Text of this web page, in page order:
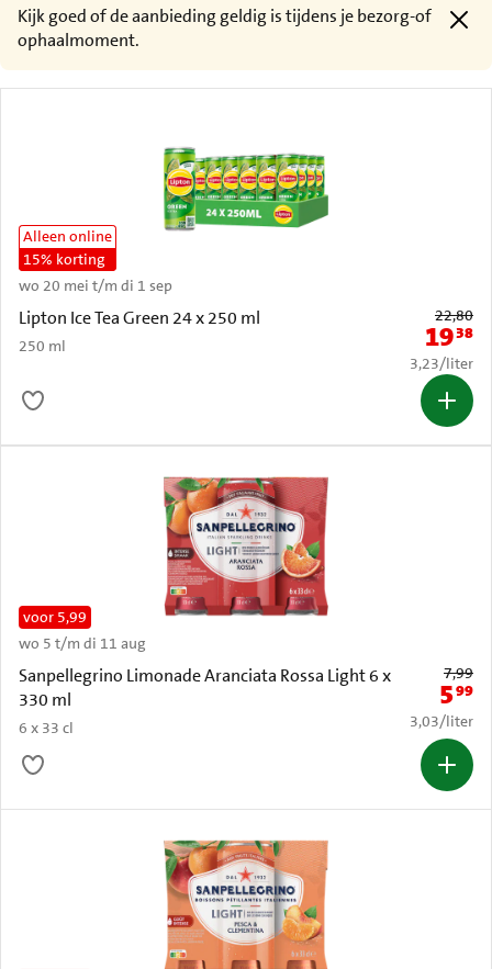
Kijk goed of de aanbieding geldig is tijdens je bezorg-of
ophaalmoment.
Lipton Ice Tea Green 24 x 250 ml
250 ml
Alleen online
15% korting
wo 20 mei t/m di 1 sep
Oude prijs:
22,80
Nieuwe
1938
€ 3,23 per
3,23/liter
Sanpellegrino Limonade Aranciata Rossa Light 6 x
330 ml
6 x 33 cl
voor 5,99
wo 5 t/m di 11 aug
Oude prijs:
7,99
599
€ 3,03 per
3,03/liter